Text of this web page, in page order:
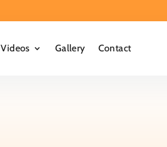
Videos Gallery Contact